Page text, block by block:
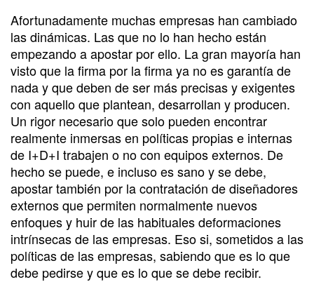
Afortunadamente muchas empresas han cambiado
las dinámicas. Las que no lo han hecho están
empezando a apostar por ello. La gran mayoría han
visto que la firma por la firma ya no es garantía de
nada y que deben de ser más precisas y exigentes
con aquello que plantean, desarrollan y producen.
Un rigor necesario que solo pueden encontrar
realmente inmersas en políticas propias e internas
de I+D+I trabajen o no con equipos externos. De
hecho se puede, e incluso es sano y se debe,
apostar también por la contratación de diseñadores
externos que permiten normalmente nuevos
enfoques y huir de las habituales deformaciones
intrínsecas de las empresas. Eso si, sometidos a las
políticas de las empresas, sabiendo que es lo que
debe pedirse y que es lo que se debe recibir.